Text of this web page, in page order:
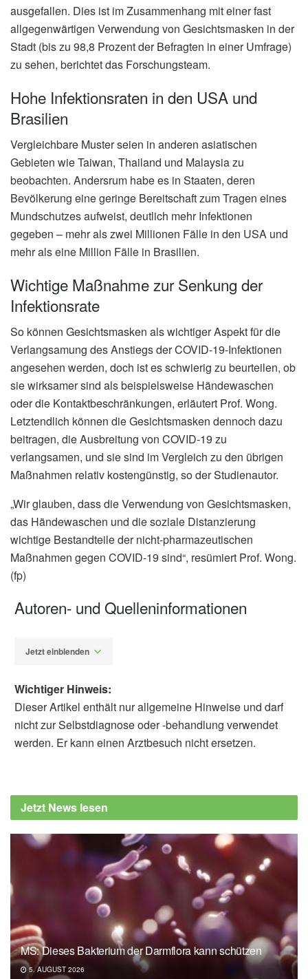
ausgefallen. Dies ist im Zusammenhang mit einer fast
allgegenwärtigen Verwendung von Gesichtsmasken in der
Stadt (bis zu 98,8 Prozent der Befragten in einer Umfrage)
zu sehen, berichtet das Forschungsteam.
Hohe Infektionsraten in den USA und
Brasilien
Vergleichbare Muster seien in anderen asiatischen
Gebieten wie Taiwan, Thailand und Malaysia zu
beobachten. Andersrum habe es in Staaten, deren
Bevölkerung eine geringe Bereitschaft zum Tragen eines
Mundschutzes aufweist, deutlich mehr Infektionen
gegeben – mehr als zwei Millionen Fälle in den USA und
mehr als eine Million Fälle in Brasilien.
Wichtige Maßnahme zur Senkung der
Infektionsrate
So können Gesichtsmasken als wichtiger Aspekt für die
Verlangsamung des Anstiegs der COVID-19-Infektionen
angesehen werden, doch ist es schwierig zu beurteilen, ob
sie wirksamer sind als beispielsweise Händewaschen
oder die Kontaktbeschränkungen, erläutert Prof. Wong.
Letztendlich können die Gesichtsmasken dennoch dazu
beitragen, die Ausbreitung von COVID-19 zu
verlangsamen, und sie sind im Vergleich zu den übrigen
Maßnahmen relativ kostengünstig, so der Studienautor.
„Wir glauben, dass die Verwendung von Gesichtsmasken,
das Händewaschen und die soziale Distanzierung
wichtige Bestandteile der nicht-pharmazeutischen
Maßnahmen gegen COVID-19 sind“, resümiert Prof. Wong.
(fp)
Autoren- und Quelleninformationen
Jetzt einblenden
Use; in: American Journal of Respiratory and
Critical Care Medicine (veröffentlicht
American Thoracic Society: Countries with
early adoption of face masks showed modest
COVID-19 infection rates (veröffentlicht
24.06.2020),
eurekalert.org
Wichtiger Hinweis:
Dieser Artikel enthält nur allgemeine Hinweise und darf
nicht zur Selbstdiagnose oder -behandlung verwendet
werden. Er kann einen Arztbesuch nicht ersetzen.
Jetzt News lesen
MS: Dieses Bakterium der Darmflora kann schützen
5. AUGUST 2026